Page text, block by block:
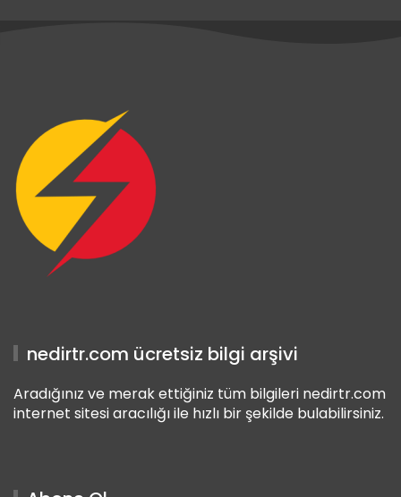
nedirtr.com ücretsiz bilgi arşivi
Aradığınız ve merak ettiğiniz tüm bilgileri nedirtr.com
internet sitesi aracılığı ile hızlı bir şekilde bulabilirsiniz.